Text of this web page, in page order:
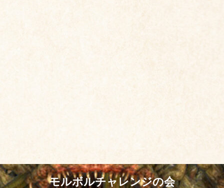
モルボルチャレンジの会